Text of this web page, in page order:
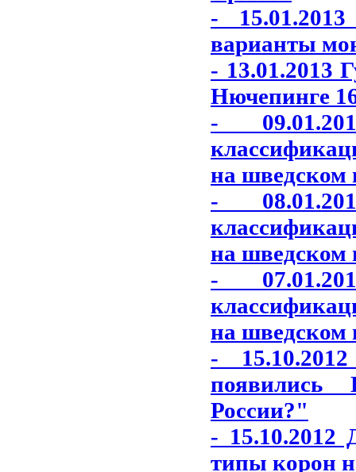
-
варианты
- 13.01.2013
Нючепинге
-
на шведском
-
на шведском
-
на шведском
-
появились
России?"
- 15.10.2012
типы корон